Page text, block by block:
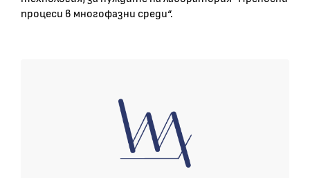
процеси в многофазни среди“.